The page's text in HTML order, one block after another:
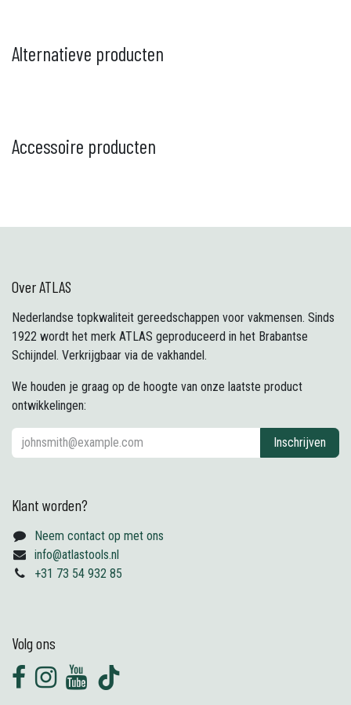
Alternatieve producten
Accessoire producten
Over ATLAS
Nederlandse topkwaliteit gereedschappen voor vakmensen. Sinds
1922 wordt het merk ATLAS geproduceerd in het Brabantse
Schijndel. Verkrijgbaar via de vakhandel.
We houden je graag op de hoogte van onze laatste product
ontwikkelingen:
Inschrijven
Klant worden?
Neem contact op met ons
info@atlastools.nl
+31 73 54 932 85
Volg ons